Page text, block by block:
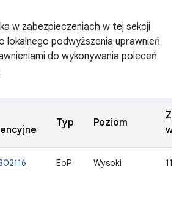
w zabezpieczeniach w tej sekcji
lokalnego podwyższenia uprawnień
do wykonywania poleceń
Typ Poziom
EoP Wysoki 11,